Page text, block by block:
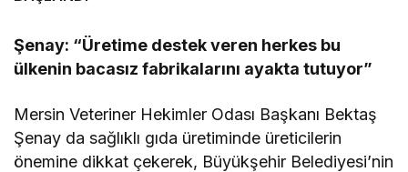
Şenay: “Üretime destek veren herkes bu
ülkenin bacasız fabrikalarını ayakta tutuyor”
Mersin Veteriner Hekimler Odası Başkanı Bektaş
Şenay da sağlıklı gıda üretiminde üreticilerin
önemine dikkat çekerek, Büyükşehir Belediyesi’nin